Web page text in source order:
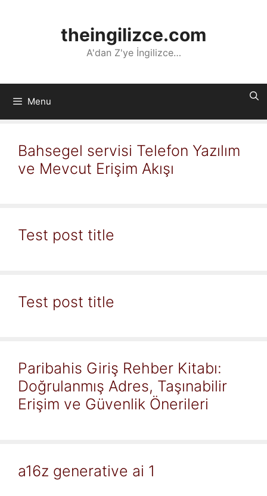
theingilizce.com
A'dan Z'ye İngilizce…
Menu
Bahsegel servisi Telefon Yazılım
ve Mevcut Erişim Akışı
Test post title
Test post title
Paribahis Giriş Rehber Kitabı:
Doğrulanmış Adres, Taşınabilir
Erişim ve Güvenlik Önerileri
a16z generative ai 1